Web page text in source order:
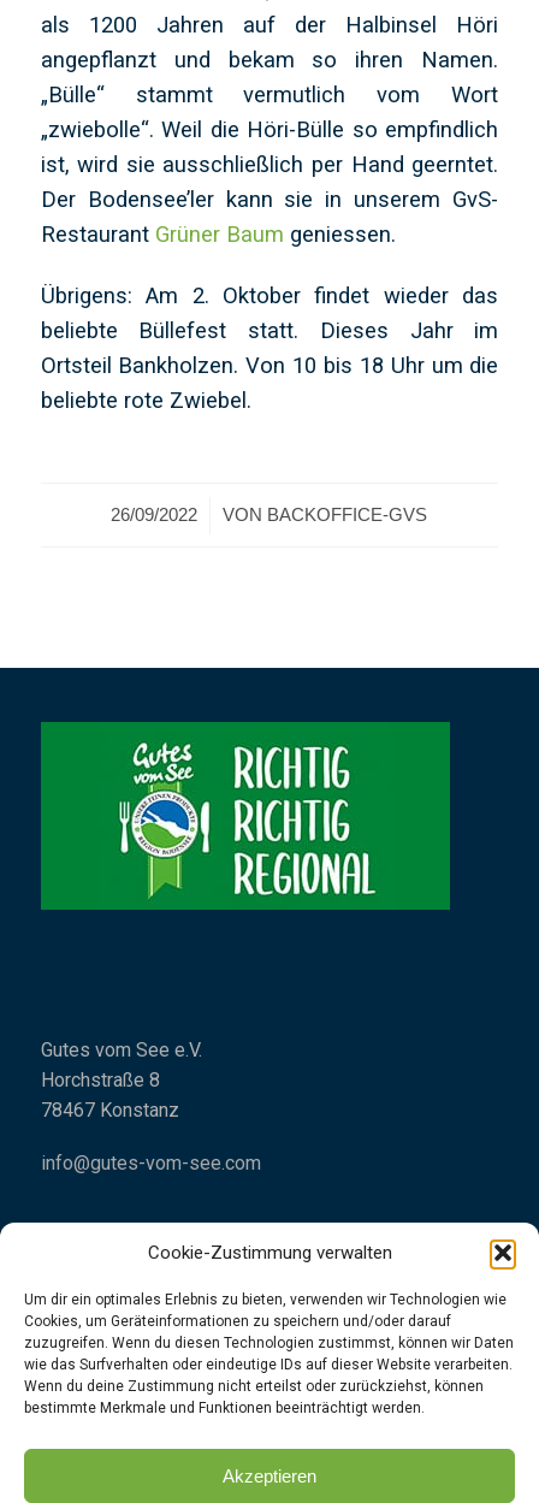
Cookie-Zustimmung verwalten
Um dir ein optimales Erlebnis zu bieten, verwenden wir Technologien wie
Cookies, um Geräteinformationen zu speichern und/oder darauf
zuzugreifen. Wenn du diesen Technologien zustimmst, können wir Daten
wie das Surfverhalten oder eindeutige IDs auf dieser Website verarbeiten.
Wenn du deine Zustimmung nicht erteilst oder zurückziehst, können
bestimmte Merkmale und Funktionen beeinträchtigt werden.
Akzeptieren
als 1200 Jahren auf der Halbinsel Höri
angepflanzt und bekam so ihren Namen.
„Bülle“ stammt vermutlich vom Wort
„zwiebolle“. Weil die Höri-Bülle so empfindlich
ist, wird sie ausschließlich per Hand geerntet.
Der Bodensee’ler kann sie in unserem GvS-
Restaurant Grüner Baum geniessen.
Übrigens: Am 2. Oktober findet wieder das
beliebte Büllefest statt. Dieses Jahr im
Ortsteil Bankholzen. Von 10 bis 18 Uhr um die
beliebte rote Zwiebel.
26/09/2022
/ VON BACKOFFICE-GVS
Gutes vom See e.V.
Horchstraße 8
78467 Konstanz
info@gutes-vom-see.com
Impressum
Datenschutzrichtlinien